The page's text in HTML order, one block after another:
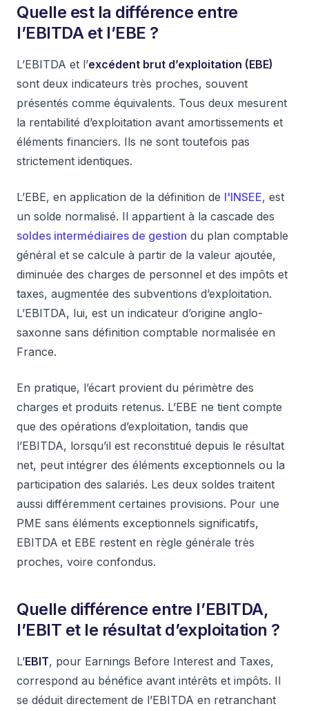
Quelle est la différence entre
l’EBITDA et l’EBE ?
L’EBITDA et l’excédent brut d’exploitation (EBE)
sont deux indicateurs très proches, souvent
présentés comme équivalents. Tous deux mesurent
la rentabilité d’exploitation avant amortissements et
éléments financiers. Ils ne sont toutefois pas
strictement identiques.
L’EBE, en application de la définition de l'INSEE, est
un solde normalisé. Il appartient à la cascade des
soldes intermédiaires de gestion du plan comptable
général et se calcule à partir de la valeur ajoutée,
diminuée des charges de personnel et des impôts et
taxes, augmentée des subventions d’exploitation.
L’EBITDA, lui, est un indicateur d’origine anglo-
saxonne sans définition comptable normalisée en
France.
En pratique, l’écart provient du périmètre des
charges et produits retenus. L’EBE ne tient compte
que des opérations d’exploitation, tandis que
l’EBITDA, lorsqu’il est reconstitué depuis le résultat
net, peut intégrer des éléments exceptionnels ou la
participation des salariés. Les deux soldes traitent
aussi différemment certaines provisions. Pour une
PME sans éléments exceptionnels significatifs,
EBITDA et EBE restent en règle générale très
proches, voire confondus.
Quelle différence entre l’EBITDA,
l’EBIT et le résultat d’exploitation ?
L’EBIT, pour Earnings Before Interest and Taxes,
correspond au bénéfice avant intérêts et impôts. Il
se déduit directement de l’EBITDA en retranchant